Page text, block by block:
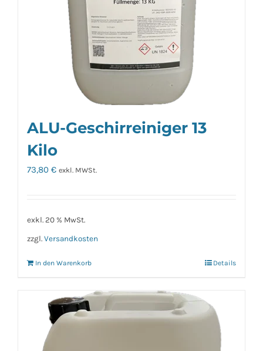
ALU-Geschirreiniger 13
Kilo
73,80 € exkl. MWSt.
exkl. 20 % MwSt.
zzgl. Versandkosten
In den Warenkorb Details